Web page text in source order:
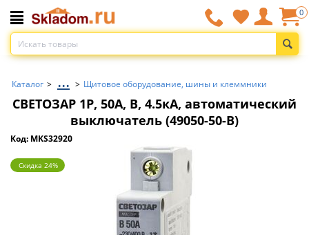
0
Каталог > ... > Щитовое оборудование, шины и клеммники
СВЕТОЗАР 1P, 50А, B, 4.5кА, автоматический
выключатель (49050-50-B)
Код: MKS32920
Скидка 24%